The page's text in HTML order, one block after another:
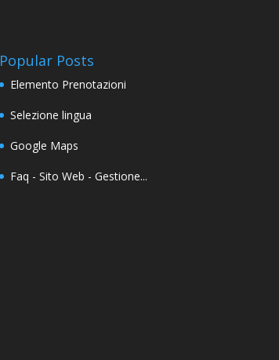
Popular Posts
Elemento Prenotazioni
Selezione lingua
Google Maps
Faq - Sito Web - Gestione...